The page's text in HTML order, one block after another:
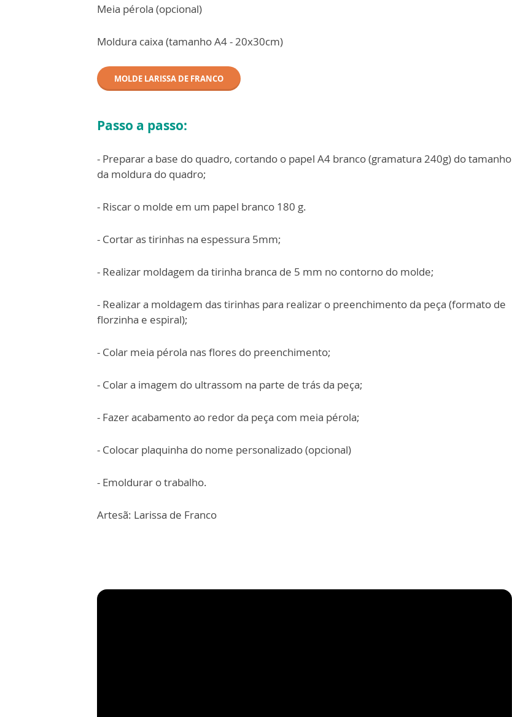
Meia pérola (opcional)
Moldura caixa (tamanho A4 - 20x30cm)
MOLDE LARISSA DE FRANCO
Passo a passo:
- Preparar a base do quadro, cortando o papel A4 branco (gramatura 240g) do tamanho
da moldura do quadro;
- Riscar o molde em um papel branco 180 g.
- Cortar as tirinhas na espessura 5mm;
- Realizar moldagem da tirinha branca de 5 mm no contorno do molde;
- Realizar a moldagem das tirinhas para realizar o preenchimento da peça (formato de
florzinha e espiral);
- Colar meia pérola nas flores do preenchimento;
- Colar a imagem do ultrassom na parte de trás da peça;
- Fazer acabamento ao redor da peça com meia pérola;
- Colocar plaquinha do nome personalizado (opcional)
- Emoldurar o trabalho.
Artesã: Larissa de Franco